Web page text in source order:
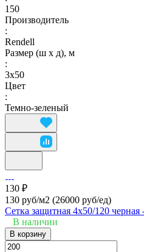
150
Производитель
:
Rendell
Размер (ш х д), м
:
3х50
Цвет
:
Темно-зеленый
130 ₽
130 руб/м2 (26000 руб/eд)
Сетка защитная 4х50/120
В наличии
В корзину